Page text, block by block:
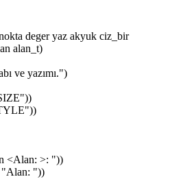
deger yaz akyuk ciz_bir
alan_t)
ve yazımı.")
<Alan: >: "))
"Alan: "))